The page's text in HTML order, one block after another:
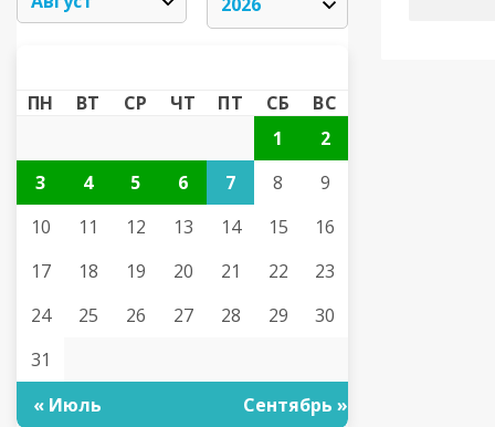
ПН ВТ СР ЧТ ПТ СБ
ВС
1
2
3
4 5 6 7 8
9
10
11 12 13 14 15
16
17
18 19 20 21 22
23
24
25 26 27 28 29
30
31
« Июль
Сентябрь »